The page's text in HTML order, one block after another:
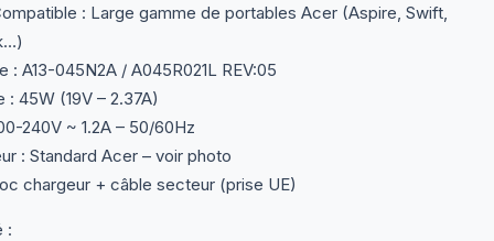
: Large gamme de portables Acer (Aspire, Swift,
: A13-045N2A / A045R021L REV:05
: 45W (19V – 2.37A)
240V ~ 1.2A – 50/60Hz
: Standard Acer – voir photo
chargeur + câble secteur (prise UE)
: